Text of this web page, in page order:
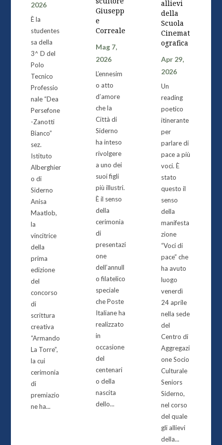
2026
È la
studentes
sa della
3^ D del
Polo
Tecnico
Professio
nale “Dea
Persefone
-Zanotti
Bianco”
sez.
Istituto
Alberghier
o di
Siderno
Anisa
Maatlob,
la
vincitrice
della
prima
edizione
del
concorso
di
scrittura
creativa
“Armando
La Torre”,
la cui
cerimonia
di
premiazio
ne ha...
Giusepp
e
Correale
Mag 7,
2026
L’ennesim
o atto
d’amore
che la
Città di
Siderno
ha inteso
rivolgere
a uno dei
suoi figli
più illustri.
È il senso
della
cerimonia
di
presentazi
one
dell’annull
o filatelico
speciale
che Poste
Italiane ha
realizzato
in
occasione
del
centenari
o della
nascita
dello...
allievi
della
Scuola
Cinemat
ografica
Apr 29,
2026
Un
reading
poetico
itinerante
per
parlare di
pace a più
voci. È
stato
questo il
senso
della
manifesta
zione
“Voci di
pace” che
ha avuto
luogo
venerdì
24 aprile
nella sede
del
Centro di
Aggregazi
one Socio
Culturale
Seniors
Siderno,
nel corso
del quale
gli allievi
della...